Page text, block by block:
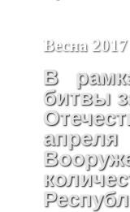
Весна
В
битвы